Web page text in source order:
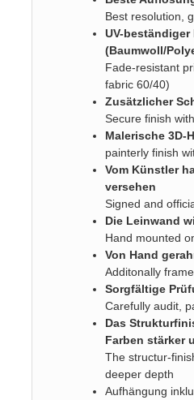
Best resolution,
UV-beständiger
(Baumwoll/
Fade-resistant
fabric 60/40)
Zusätzlicher
Secure finish
Malerische 3D-
painterly finish
Vom Künstler
versehen
Signed and
Die Leinwand
Hand mounted
Von Hand
Additonally
Sorgfältige
Carefully audit,
Das
Farben stärker
The structur-
deeper depth
Aufhängung